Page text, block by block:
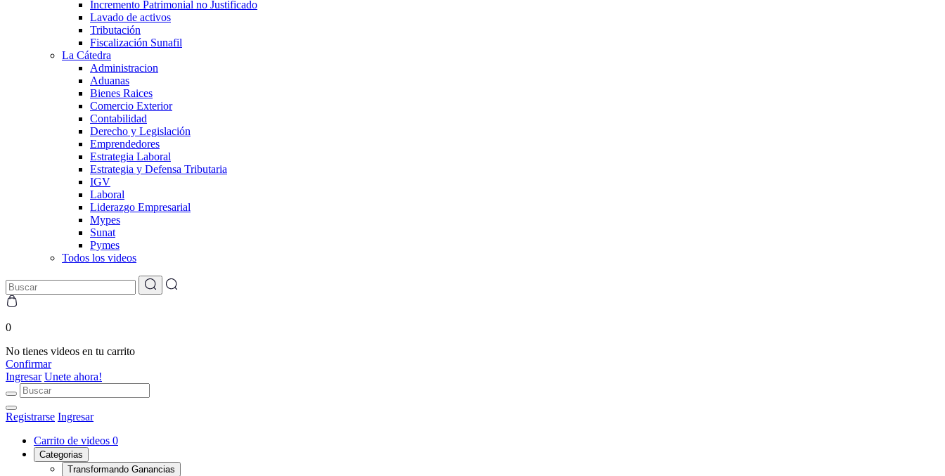
Incremento Patrimonial no Justificado
Lavado de activos
Tributación
Fiscalización Sunafil
La Cátedra
Administracion
Aduanas
Bienes Raices
Comercio Exterior
Contabilidad
Derecho y Legislación
Emprendedores
Estrategia Laboral
Estrategia y Defensa Tributaria
IGV
Laboral
Liderazgo Empresarial
Mypes
Sunat
Pymes
Todos los videos
0
No tienes videos en tu carrito
Confirmar
Ingresar Unete ahora!
Registrarse Ingresar
Carrito de videos 0
Categorias
Transformando Ganancias